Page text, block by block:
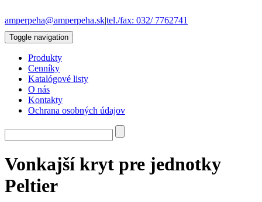
amperpeha@amperpeha.sk|tel./fax: 032/ 7762741
Toggle navigation
Produkty
Cenníky
Katalógové listy
O nás
Kontakty
Ochrana osobných údajov
Vonkajší kryt pre jednotky
Peltier